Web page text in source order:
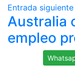
Entrada siguiente
Australia
empleo